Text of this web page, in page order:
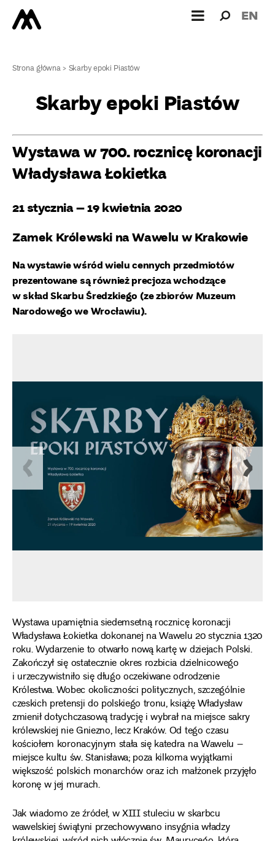
dla: EN
Strona główna>Skarby epoki Piastów
Skarby epoki Piastów
Wystawa w 700. rocznicę koronacji
Władysława Łokietka
21 stycznia – 19 kwietnia 2020
Zamek Królewski na Wawelu w Krakowie
Na wystawie wśród wielu cennych przedmiotów
prezentowane są również precjoza wchodzące
w skład Skarbu Średzkiego (ze zbiorów Muzeum
Narodowego we Wrocławiu).
Wystawa upamiętnia siedemsetną rocznicę koronacji
Władysława Łokietka dokonanej na Wawelu 20 stycznia 1320
roku. Wydarzenie to otwarło nową kartę w dziejach Polski.
Zakończył się ostatecznie okres rozbicia dzielnicowego
i urzeczywistniło się długo oczekiwane odrodzenie
Królestwa. Wobec okoliczności politycznych, szczególnie
czeskich pretensji do polskiego tronu, książę Władysław
zmienił dotychczasową tradycję i wybrał na miejsce sakry
królewskiej nie Gniezno, lecz Kraków. Od tego czasu
kościołem koronacyjnym stała się katedra na Wawelu –
miejsce kultu św. Stanisława; poza kilkoma wyjątkami
większość polskich monarchów oraz ich małżonek przyjęło
koronę w jej murach.
Jak wiadomo ze źródeł, w XIII stuleciu w skarbcu
wawelskiej świątyni przechowywano insygnia władzy